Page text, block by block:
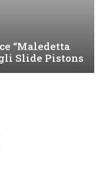
“Maledetta
Slide Pistons